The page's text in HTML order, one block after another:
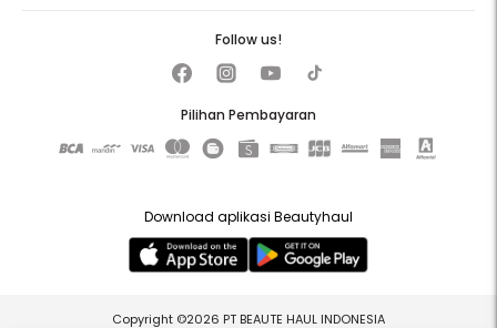
Pilihan Pembayaran
Follow us!
Download aplikasi Beautyhaul
Copyright ©2026 PT BEAUTE HAUL INDONESIA